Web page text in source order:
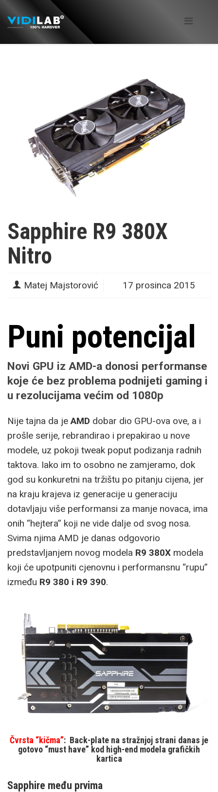
Sapphire R9 380X
Nitro
Matej Majstorović 17 prosinca 2015
Puni potencijal
Novi GPU iz AMD-a donosi performanse
koje će bez problema podnijeti gaming i
u rezolucijama većim od 1080p
Nije tajna da jeAMD dobar dio GPU-ova ove, a i
prošle serije, rebrandirao i prepakirao u nove
modele, uz pokoji tweak poput podizanja radnih
taktova. Iako im to osobno ne zamjeramo, dok
god su konkuretni na tržištu po pitanju cijena, jer
na kraju krajeva iz generacije u generaciju
dotavljaju više performansi za manje novaca, ima
onih “hejtera” koji ne vide dalje od svog nosa.
Svima njima AMD je danas odgovorio
predstavljanjem novog modela R9 380X modela
koji će upotpuniti cjenovnu i performansnu “rupu”
između R9 380 i R9 390.
Čvrsta “kičma”: Back-plate na stražnjoj strani danas je
gotovo “must have” kod high-end modela grafičkih
kartica
Sapphire među prvima